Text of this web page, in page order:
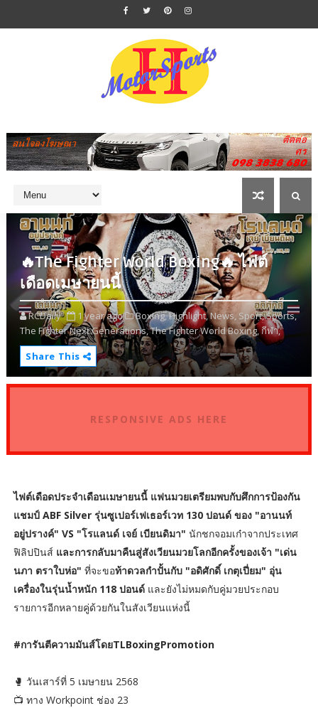
🔥The Fighter World Boxing🔥 ไฟต์
เดือดเมษายนนี้
RCDaily 1 year ago Boxing,Highlight,News, Sport,Sports,
The Fighter Next Generations,The Fighter World Boxing,กีฬา,
Share This
RESPONSIVE ADS HERE
ไฟต์เดือดประจำเดือนเมษายนนี้ แฟนมวยเตรียมพบกับศึกการป้องกัน
แชมป์ ABF Silver รุ่นซูเปอร์เฟเธอร์เวท 130 ปอนด์ ของ "อานนท์
อยู่ปรางค์" VS "โรแลนด์ เจย์ เบียนดิมา" นักชกจอมเก๋าจากประเทศ
ฟิลิปปินส์ และการกลับมาคืนสู่สังเวียนมวยโลกอีกครั้งของเจ้า "เด่น
นภา ตราใบห่อ" ที่จะขอท้าดวลกำปั้นกับ "อดิศักดิ์ เกตุเปี่ยม" อุ่น
เครื่องในรุ่นน้ำหนัก 118 ปอนด์และยังไม่หมดกับคู่มวยประกอบ
รายการอีกหลายคู่ด้วยกันในสังเวียนแห่งนี้
#การันตีความมันส์โดยTLBoxingPromotion
🥊 วันเสาร์ที่ 5 เมษายน 2568
📺 ทาง Workpoint ช่อง 23